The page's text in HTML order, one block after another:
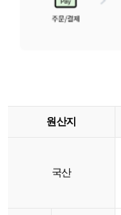
원산지
국산